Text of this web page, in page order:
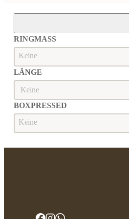
RINGMASS
RINGMASS
Ringmaß
LÄNGE
LÄNGE
Länge
BOXPRESSED
BOXPRESSED
Boxpressed